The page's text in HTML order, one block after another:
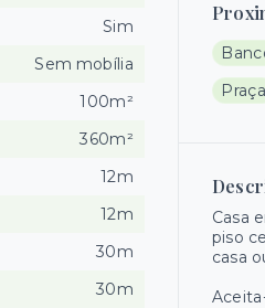
Praça
Casa
piso
casa
Sim
Sem mobília
100m²
360m²
12m
12m
30m
30m